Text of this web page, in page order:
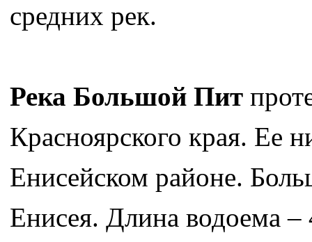
средних рек.
Река Большой Пит
Красноярского края. Ее
Енисейском районе.
Енисея. Длина водоема